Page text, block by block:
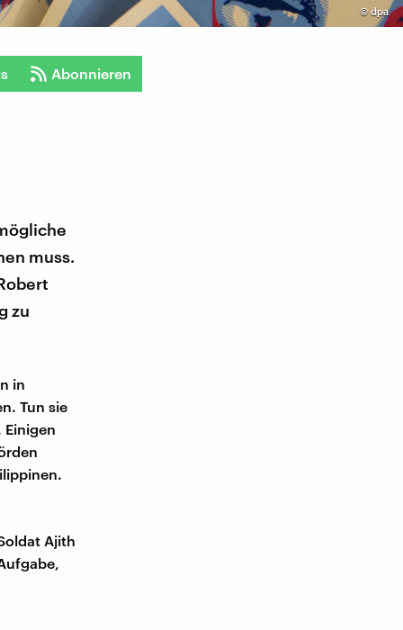
© dpa
Abonnieren
muss.
zu
in
Tun sie
Ajith